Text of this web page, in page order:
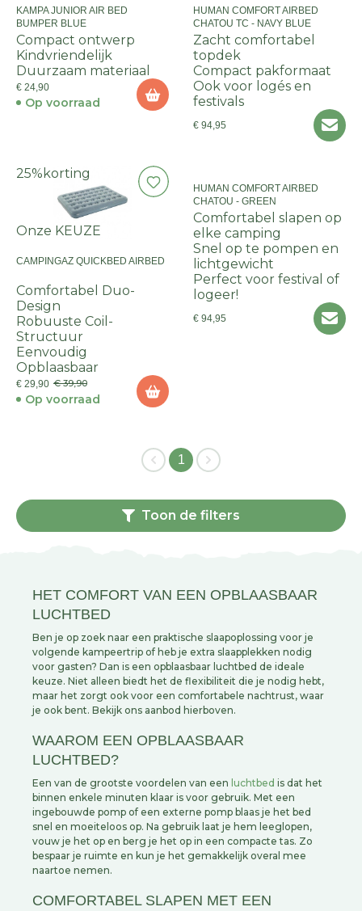
KAMPA JUNIOR AIR BED
BUMPER BLUE
Compact ontwerp
Kindvriendelijk
Duurzaam materiaal
€ 24,90
Op voorraad
HUMAN COMFORT AIRBED
CHATOU TC - NAVY BLUE
Zacht comfortabel
topdek
Compact pakformaat
Ook voor logés en
festivals
€ 94,95
25% korting
Onze KEUZE
CAMPINGAZ QUICKBED AIRBED
Comfortabel Duo-
Design
Robuuste Coil-
Structuur
Eenvoudig
Opblaasbaar
€ 29,90 € 39,90
Op voorraad
HUMAN COMFORT AIRBED
CHATOU - GREEN
Comfortabel slapen op
elke camping
Snel op te pompen en
lichtgewicht
Perfect voor festival of
logeer!
€ 94,95
1
Toon de filters
HET COMFORT VAN EEN OPBLAASBAAR
LUCHTBED
Ben je op zoek naar een praktische slaapoplossing voor je
volgende kampeertrip of heb je extra slaapplekken nodig
voor gasten? Dan is een opblaasbaar luchtbed de ideale
keuze. Niet alleen biedt het de flexibiliteit die je nodig hebt,
maar het zorgt ook voor een comfortabele nachtrust, waar
je ook bent. Bekijk ons aanbod hierboven.
WAAROM EEN OPBLAASBAAR
LUCHTBED?
Een van de grootste voordelen van een luchtbed is dat het
binnen enkele minuten klaar is voor gebruik. Met een
ingebouwde pomp of een externe pomp blaas je het bed
snel en moeiteloos op. Na gebruik laat je hem leeglopen,
vouw je het op en berg je het op in een compacte tas. Zo
bespaar je ruimte en kun je het gemakkelijk overal mee
naartoe nemen.
COMFORTABEL SLAPEN MET EEN